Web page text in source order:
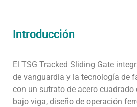
Introducción
El TSG Tracked Sliding Gate
de vanguardia y la tecnología de
con un sutrato de acero cuadrado
bajo viga, diseño de operación